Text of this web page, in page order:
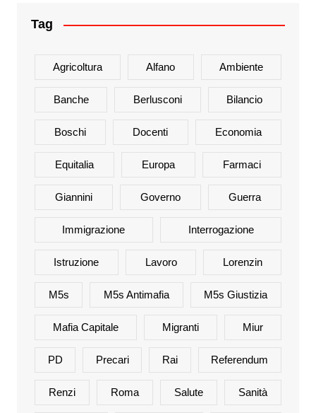
Tag
Agricoltura Alfano Ambiente
Banche Berlusconi Bilancio
Boschi Docenti Economia
Equitalia Europa Farmaci
Giannini Governo Guerra
Immigrazione Interrogazione
Istruzione Lavoro Lorenzin
M5s M5s Antimafia M5s Giustizia
Mafia Capitale Migranti Miur
PD Precari Rai Referendum
Renzi Roma Salute Sanità